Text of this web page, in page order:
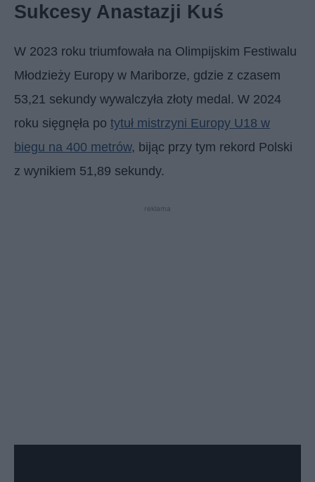
Sukcesy Anastazji Kuś
W 2023 roku triumfowała na Olimpijskim Festiwalu
Młodzieży Europy w Mariborze, gdzie z czasem
53,21 sekundy wywalczyła złoty medal. W 2024
roku sięgnęła po tytuł mistrzyni Europy U18 w
biegu na 400 metrów, bijąc przy tym rekord Polski
z wynikiem 51,89 sekundy.
reklama